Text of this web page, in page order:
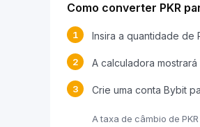
Como converter PKR
1 Insira a quantidade de
2 A calculadora
3 Crie uma conta Bybit
A taxa de câmbio de